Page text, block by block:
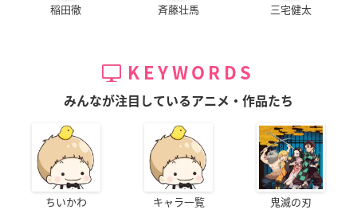
稲田徹 斉藤壮馬 三宅健太
KEYWORDS
みんなが注目しているアニメ・作品たち
ちいかわ キャラ一覧 鬼滅の刃